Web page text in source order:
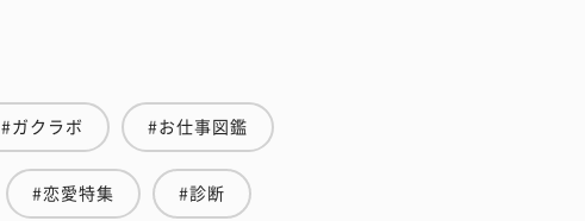
#ガクラボ #お仕事図鑑
#恋愛特集 #診断